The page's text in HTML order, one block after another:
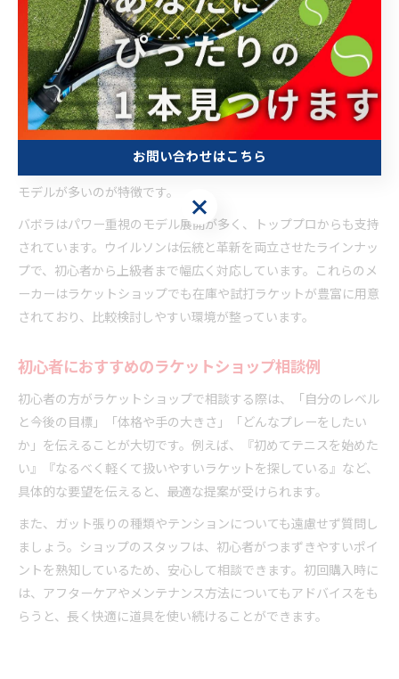
ンスや修理も受け付けているため、購入後のサポート体制も選定
基準の一つです。
ラケットショップで人気の3大メーカー解説
テニスラケット市場で特に人気の高い3大メーカーとしては、
モデルが多いのが特徴です。
バボラはパワー重視のモデル展開が多く、トッププロからも支持
されています。ウイルソンは伝統と革新を両立させたラインナッ
プで、初心者から上級者まで幅広く対応しています。これらのメ
ーカーはラケットショップでも在庫や試打ラケットが豊富に用意
されており、比較検討しやすい環境が整っています。
初心者におすすめのラケットショップ相談例
初心者の方がラケットショップで相談する際は、「自分のレベル
と今後の目標」「体格や手の大きさ」「どんなプレーをしたい
か」を伝えることが大切です。例えば、『初めてテニスを始めた
い』『なるべく軽くて扱いやすいラケットを探している』など、
具体的な要望を伝えると、最適な提案が受けられます。
また、ガット張りの種類やテンションについても遠慮せず質問し
ましょう。ショップのスタッフは、初心者がつまずきやすいポイ
ントを熟知しているため、安心して相談できます。初回購入時に
は、アフターケアやメンテナンス方法についてもアドバイスをも
らうと、長く快適に道具を使い続けることができます。
お問い合わせはこちら
お問い合わせはこちら